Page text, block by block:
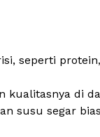
seperti protein,
di
susu segar